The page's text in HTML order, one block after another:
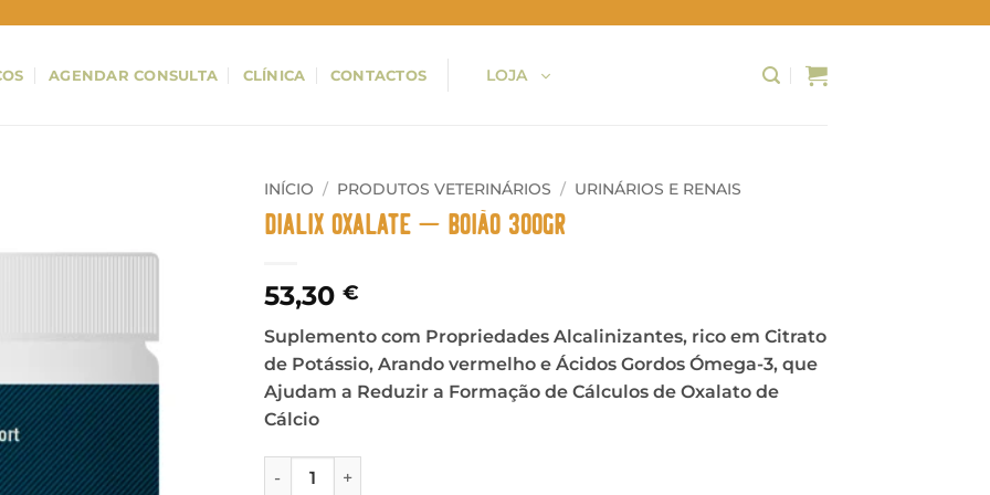
AGENDAR CONSULTA CLÍNICA CONTACTOS LOJA
INÍCIO / PRODUTOS VETERINÁRIOS / URINÁRIOS E RENAIS
DIALIX Oxalate – Boião 300gr
53,30 €
Suplemento com Propriedades Alcalinizantes, rico em Citrato
de Potássio, Arando vermelho e Ácidos Gordos Ómega-3, que
Ajudam a Reduzir a Formação de Cálculos de Oxalato de
Cálcio
Quantidade de DIALIX Oxalate - Boião 300gr